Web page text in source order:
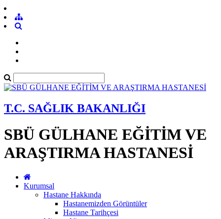
T.C. SAĞLIK BAKANLIĞI
SBÜ GÜLHANE EĞİTİM VE
ARAŞTIRMA HASTANESİ
Kurumsal
Hastane Hakkında
Hastanemizden Görüntüler
Hastane Tarihçesi